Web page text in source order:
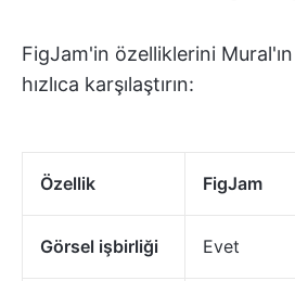
FigJam'in özelliklerini
hızlıca karşılaştırın:
Özellik FigJam
Görsel işbirliği Evet